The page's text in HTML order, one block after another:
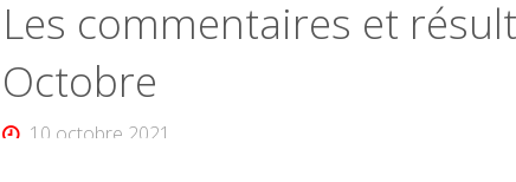
Les commentaires et
Octobre
10 octobre 2021